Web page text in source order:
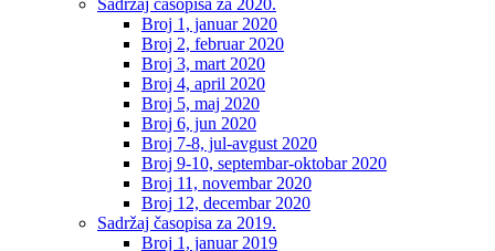
Broj 1, januar 2020
Broj 2, februar 2020
Broj 3, mart 2020
Broj 4, april 2020
Broj 5, maj 2020
Broj 6, jun 2020
Broj 7-8, jul-avgust 2020
Broj 9-10, septembar-oktobar 2020
Broj 11, novembar 2020
Broj 12, decembar 2020
Sadržaj časopisa za 2019.
Broj 1, januar 2019